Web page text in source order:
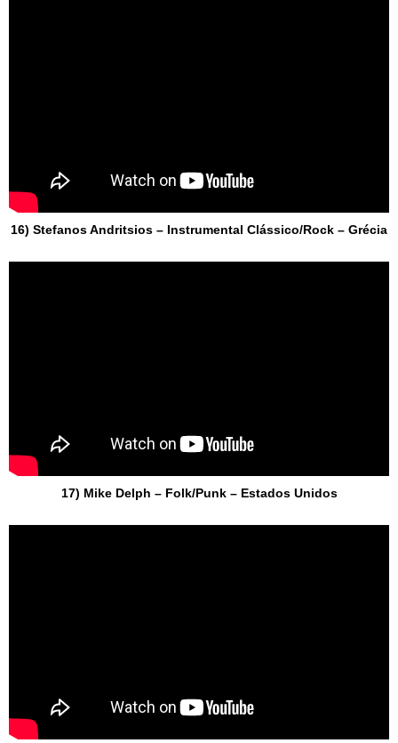
16) Stefanos Andritsios – Instrumental Clássico/Rock – Grécia
17) Mike Delph – Folk/Punk – Estados Unidos